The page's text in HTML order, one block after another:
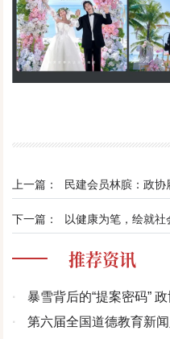
推荐资讯
·
暴雪背后的“提案密码”
·
第六届全国道德教育新
上一篇： 民建会员林膑：政
下一篇：